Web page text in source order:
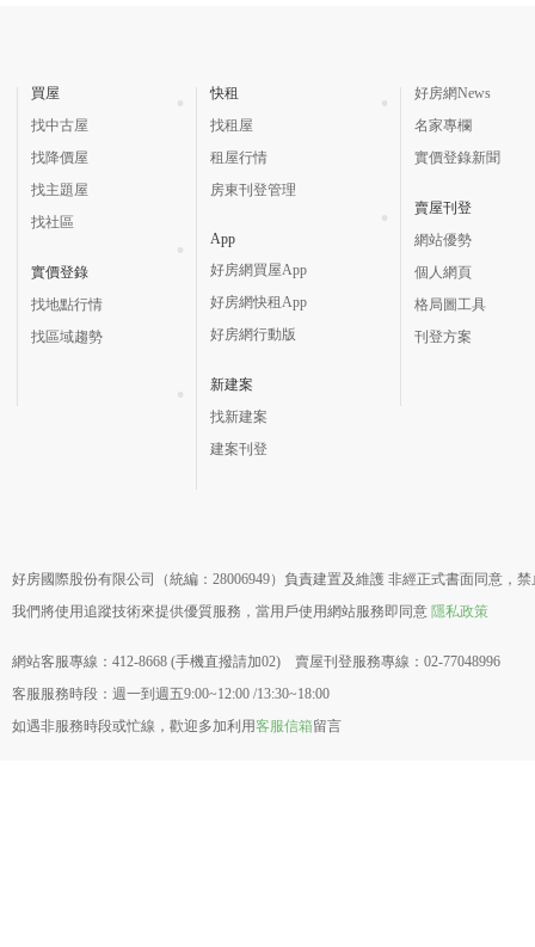
買屋
找中古屋
找降價屋
找主題屋
找社區
實價登錄
找地點行情
找區域趨勢
快租
找租屋
租屋行情
房東刊登管理
App
好房網買屋App
好房網快租App
好房網行動版
新建案
找新建案
建案刊登
好房網News
名家專欄
實價登錄新聞
賣屋刊登
網站優勢
個人網頁
格局圖工具
刊登方案
好房國際股份有限公司（統編：28006949）負責建置及維護 非經正式書面同意，
我們將使用追蹤技術來提供優質服務，當用戶使用網站服務即同意 隱私政策
網站客服專線：412-8668 (手機直撥請加02) 賣屋刊登服務專線：02-77048996
客服服務時段：週一到週五9:00~12:00 /13:30~18:00
如遇非服務時段或忙線，歡迎多加利用客服信箱留言